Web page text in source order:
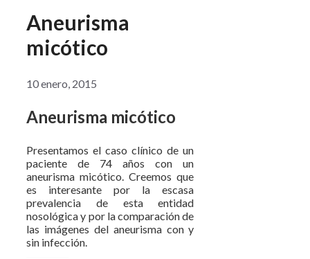
Aneurisma
micótico
10 enero, 2015
Aneurisma micótico
Presentamos el caso clínico de un
paciente de 74 años con un
aneurisma micótico. Creemos que
es interesante por la escasa
prevalencia de esta entidad
nosológica y por la comparación de
las imágenes del aneurisma con y
sin infección.